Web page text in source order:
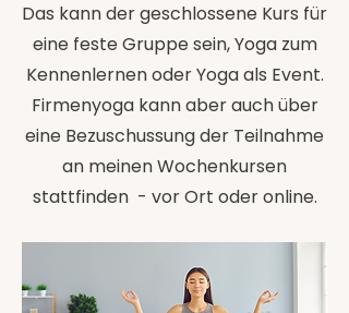
Das kann der geschlossene Kurs für
eine feste Gruppe sein, Yoga zum
Kennenlernen oder Yoga als Event.
Firmenyoga kann aber auch über
eine Bezuschussung der Teilnahme
an meinen Wochenkursen
stattfinden - vor Ort oder online.